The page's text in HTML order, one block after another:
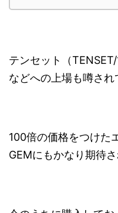
テンセット（
などへの上場も噂され
100倍の価格をつけた
GEMにもかなり期待さ